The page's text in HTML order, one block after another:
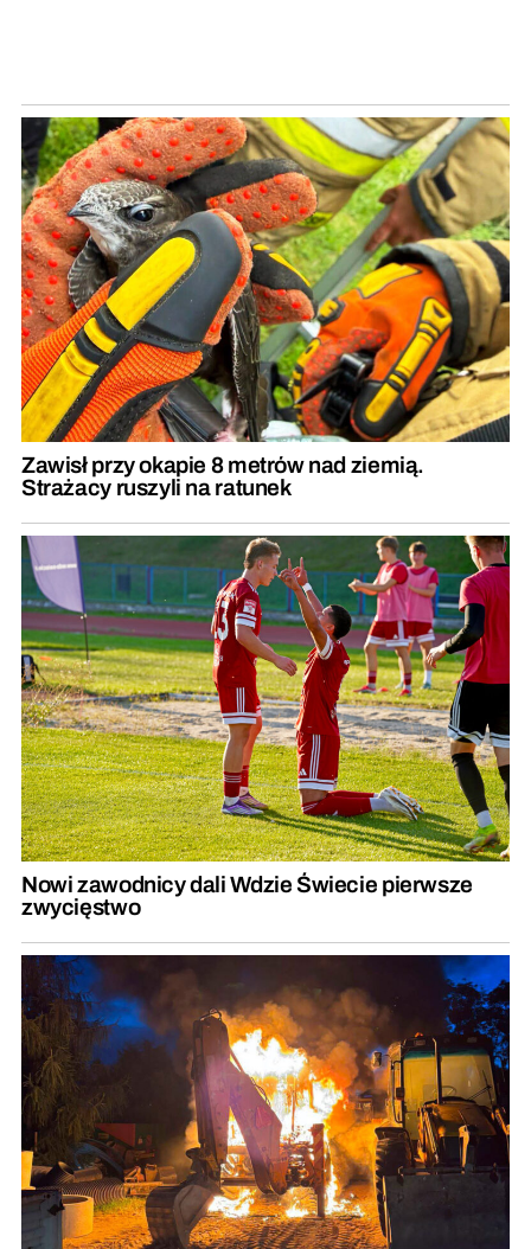
Zawisł przy okapie 8 metrów nad ziemią.
Strażacy ruszyli na ratunek
Nowi zawodnicy dali Wdzie Świecie pierwsze
zwycięstwo